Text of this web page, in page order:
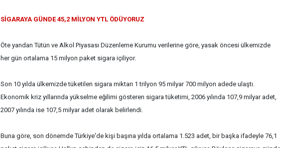
SİGARAYA GÜNDE 45,2 MİLYON YTL ÖDÜYORUZ
Öte yandan Tütün ve Alkol Piyasası Düzenleme Kurumu verilerine göre, yasak öncesi ülkemizde
her gün ortalama 15 milyon paket sigara içiliyor.
Son 10 yılda ülkemizde tüketilen sigara miktarı 1 trilyon 95 milyar 700 milyon adede ulaştı.
Ekonomik kriz yıllarında yükselme eğilimi gösteren sigara tüketimi, 2006 yılında 107,9 milyar adet,
2007 yılında ise 107,5 milyar adet olarak belirlendi.
Buna göre, son dönemde Türkiye'de kişi başına yılda ortalama 1.523 adet, bir başka ifadeyle 76,1